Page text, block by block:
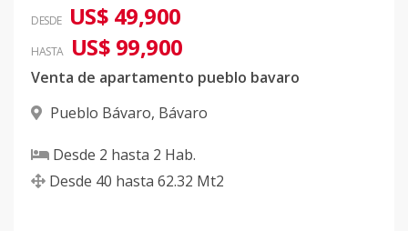
DESDE US$ 49,900
HASTA US$ 99,900
Venta de apartamento pueblo bavaro
Pueblo Bávaro, Bávaro
Desde 2 hasta 2 Hab.
Desde 40 hasta 62.32 Mt2